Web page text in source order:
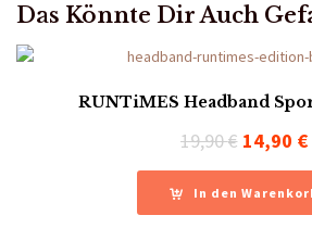
Das Könnte Dir Auch
RUNTiMES Headband
19,90€
Preis
war:
19,90 €
14,90 €
In den